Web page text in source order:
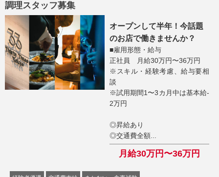
調理スタッフ募集
オープンして半年！今話題
のお店で働きませんか？
■雇用形態・給与
正社員 月給30万円〜36万円
※スキル・経験考慮、給与要相
談
※試用期間1〜3カ月中は基本給-
2万円
◎昇給あり
◎交通費全額...
月給30万円〜36万円